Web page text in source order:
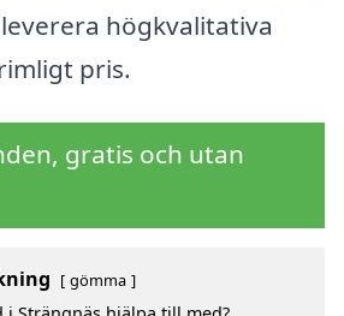
högkvalitativa
pris.
gratis och utan
gömma